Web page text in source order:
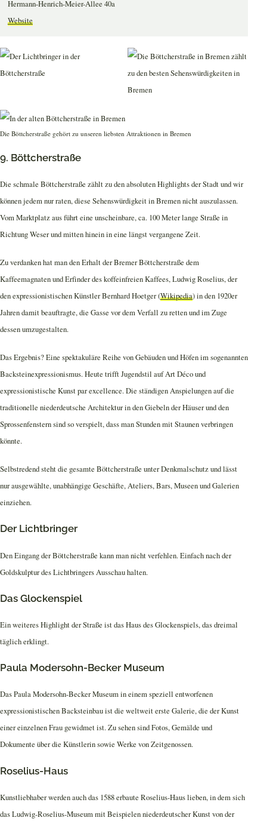
Hermann-Henrich-Meier-Allee 40a
Website
Die Böttcherstraße gehört zu unseren liebsten Attraktionen in Bremen
9. Böttcherstraße
Die schmale Böttcherstraße zählt zu den absoluten Highlights der Stadt und wir
können jedem nur raten, diese Sehenswürdigkeit in Bremen nicht auszulassen.
Vom Marktplatz aus führt eine unscheinbare, ca. 100 Meter lange Straße in
Richtung Weser und mitten hinein in eine längst vergangene Zeit.
Zu verdanken hat man den Erhalt der Bremer Böttcherstraße dem
Kaffeemagnaten und Erfinder des koffeinfreien Kaffees, Ludwig Roselius, der
den expressionistischen Künstler Bernhard Hoetger (Wikipedia) in den 1920er
Jahren damit beauftragte, die Gasse vor dem Verfall zu retten und im Zuge
dessen umzugestalten.
Das Ergebnis? Eine spektakuläre Reihe von Gebäuden und Höfen im sogenannten
Backsteinexpressionismus. Heute trifft Jugendstil auf Art Déco und
expressionistische Kunst par excellence. Die ständigen Anspielungen auf die
traditionelle niederdeutsche Architektur in den Giebeln der Häuser und den
Sprossenfenstern sind so verspielt, dass man Stunden mit Staunen verbringen
könnte.
Selbstredend steht die gesamte Böttcherstraße unter Denkmalschutz und lässt
nur ausgewählte, unabhängige Geschäfte, Ateliers, Bars, Museen und Galerien
einziehen.
Der Lichtbringer
Den Eingang der Böttcherstraße kann man nicht verfehlen. Einfach nach der
Goldskulptur des Lichtbringers Ausschau halten.
Das Glockenspiel
Ein weiteres Highlight der Straße ist das Haus des Glockenspiels, das dreimal
täglich erklingt.
Paula Modersohn-Becker Museum
Das Paula Modersohn-Becker Museum in einem speziell entworfenen
expressionistischen Backsteinbau ist die weltweit erste Galerie, die der Kunst
einer einzelnen Frau gewidmet ist. Zu sehen sind Fotos, Gemälde und
Dokumente über die Künstlerin sowie Werke von Zeitgenossen.
Roselius-Haus
Kunstliebhaber werden auch das 1588 erbaute Roselius-Haus lieben, in dem sich
das Ludwig-Roselius-Museum mit Beispielen niederdeutscher Kunst von der